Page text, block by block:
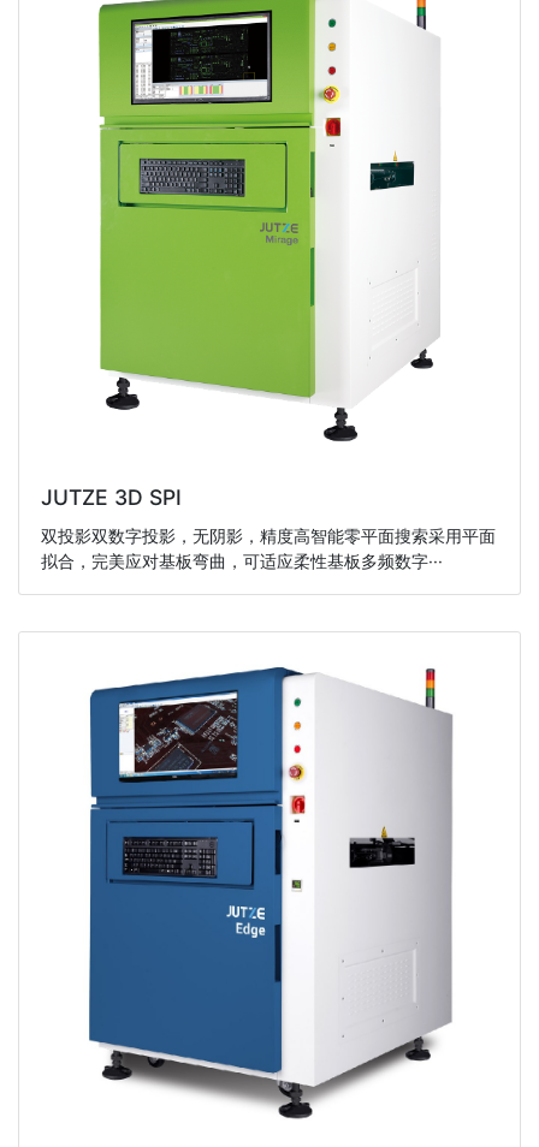
JUTZE 3D SPI
双投影双数字投影，无阴影，精度高智能零平面搜索采用平面
拟合，完美应对基板弯曲，可适应柔性基板多频数字···